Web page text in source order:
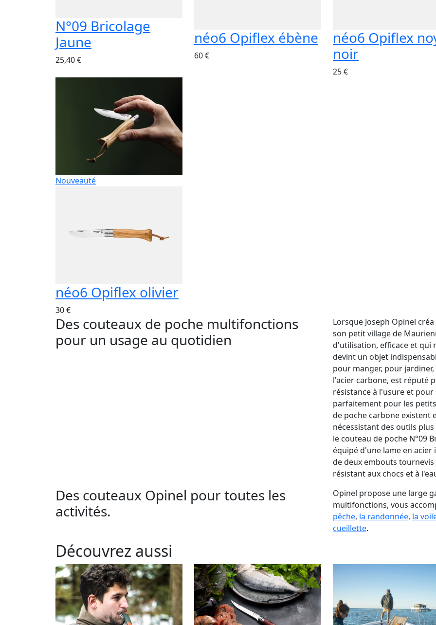
N°09 Bricolage
Jaune
25,40 €
néo6 Opiflex ébène
60 €
néo6 Opiflex
noir
25 €
Nouveauté
néo6 Opiflex olivier
30 €
Des couteaux de poche multifonctions
pour un usage au quotidien
Lorsque Joseph Opinel
son petit village de
d'utilisation, efficace et qui
devint un objet
pour manger, pour
l'acier carbone, est réputé
résistance à l'usure et
parfaitement pour les
de poche carbone existent
nécessistant des outils
le couteau de poche N°09
équipé d'une lame en
de deux embouts
résistant aux chocs et à
Des couteaux Opinel pour toutes les
activités.
Opinel propose une large
multifonctions, vous
pêche, la randonnée, la
cueillette.
Découvrez aussi